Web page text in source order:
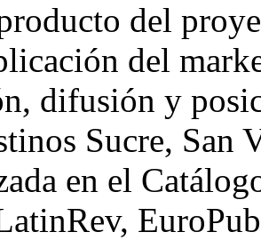
del
del
difusión y
Sucre, San
en el